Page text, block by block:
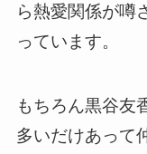
ら熱愛関係が噂
っています。
もちろん黒谷友
多いだけあって